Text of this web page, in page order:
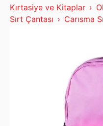
Kırtasiye ve Kitaplar
Sırt Çantası
Carısma